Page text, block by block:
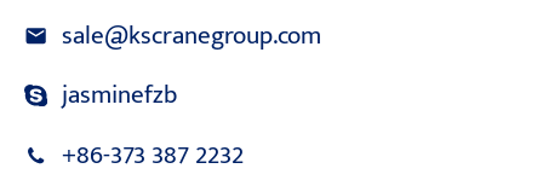
sale@kscranegroup.com
jasminefzb
+86-373 387 2232